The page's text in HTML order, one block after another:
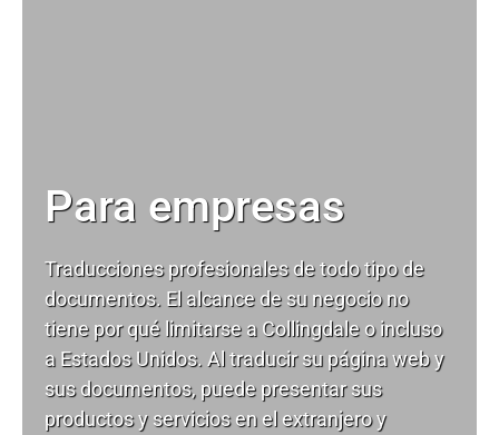
Para empresas
Traducciones profesionales de todo tipo de
documentos. El alcance de su negocio no
tiene por qué limitarse a Collingdale o incluso
a Estados Unidos. Al traducir su página web y
sus documentos, puede presentar sus
productos y servicios en el extranjero y